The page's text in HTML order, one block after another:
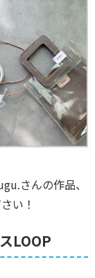
さんの作品、
い！
LOOP